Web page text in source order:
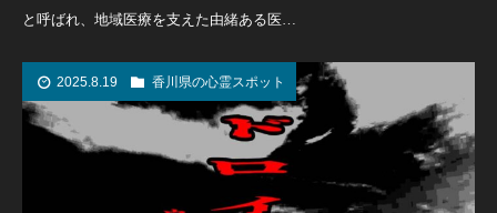
と呼ばれ、地域医療を支えた由緒ある医…
2025.8.19 香川県の心霊スポット